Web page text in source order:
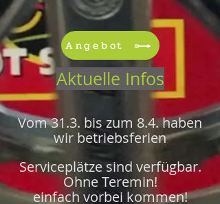
Angebot
Aktuelle Infos
Vom 31.3. bis zum 8.4. haben
wir betriebsferien
Serviceplätze sind verfügbar.
Ohne Teremin!
einfach vorbei kommen!